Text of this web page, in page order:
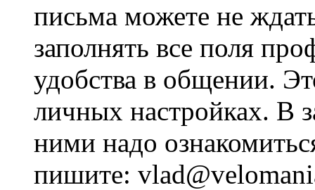
письма можете не
заполнять все поля
удобства в общении.
личных настройках. В
ними надо
пишите: